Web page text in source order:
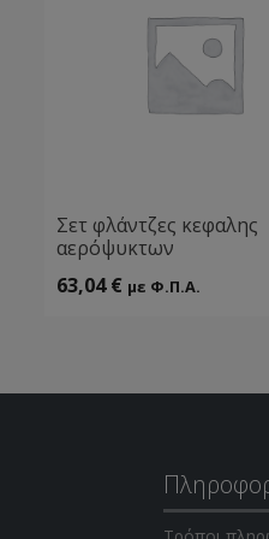
Σετ φλάντζες κεφαλης
αερόψυκτων
63,04€ με Φ.Π.Α.